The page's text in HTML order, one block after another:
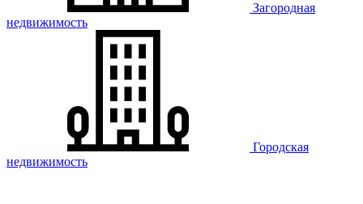
Загородная
недвижимость
Городская
недвижимость